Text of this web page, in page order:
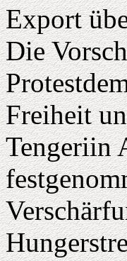
Export
Die
Freiheit
Tengeriin